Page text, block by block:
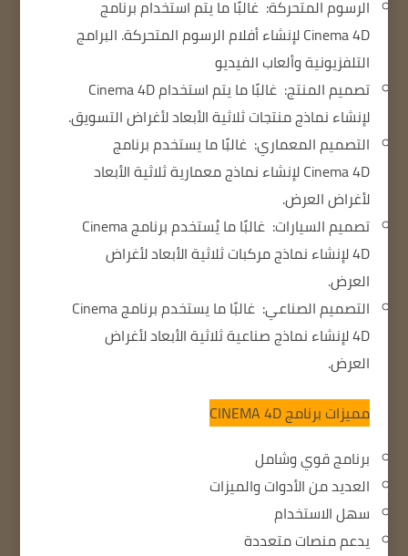
الرسوم المتحركة: غالبًا ما يتم استخدام برنامج
Cinema 4D لإنشاء أفلام الرسوم المتحركة.
البرامج
التلفزيونية وألعاب الفيديو
تصميم المنتج:
غالبًا ما يتم استخدام Cinema 4D
لإنشاء نماذج منتجات ثلاثية الأبعاد لأغراض التسويق.
التصميم المعماري: غالبًا ما يستخدم برنامج
Cinema 4D لإنشاء نماذج معمارية ثلاثية الأبعاد
لأغراض العرض.
تصميم السيارات:
غالبًا ما يُستخدم برنامج Cinema
4D لإنشاء نماذج مركبات ثلاثية الأبعاد لأغراض
العرض.
التصميم الصناعي:
غالبًا ما يستخدم برنامج Cinema
4D لإنشاء نماذج صناعية ثلاثية الأبعاد لأغراض
العرض.
مميزات برنامجCINEMA 4D
برنامج قوي وشامل
العديد من الأدوات والميزات
سهل الاستخدام
يدعم منصات متعددة